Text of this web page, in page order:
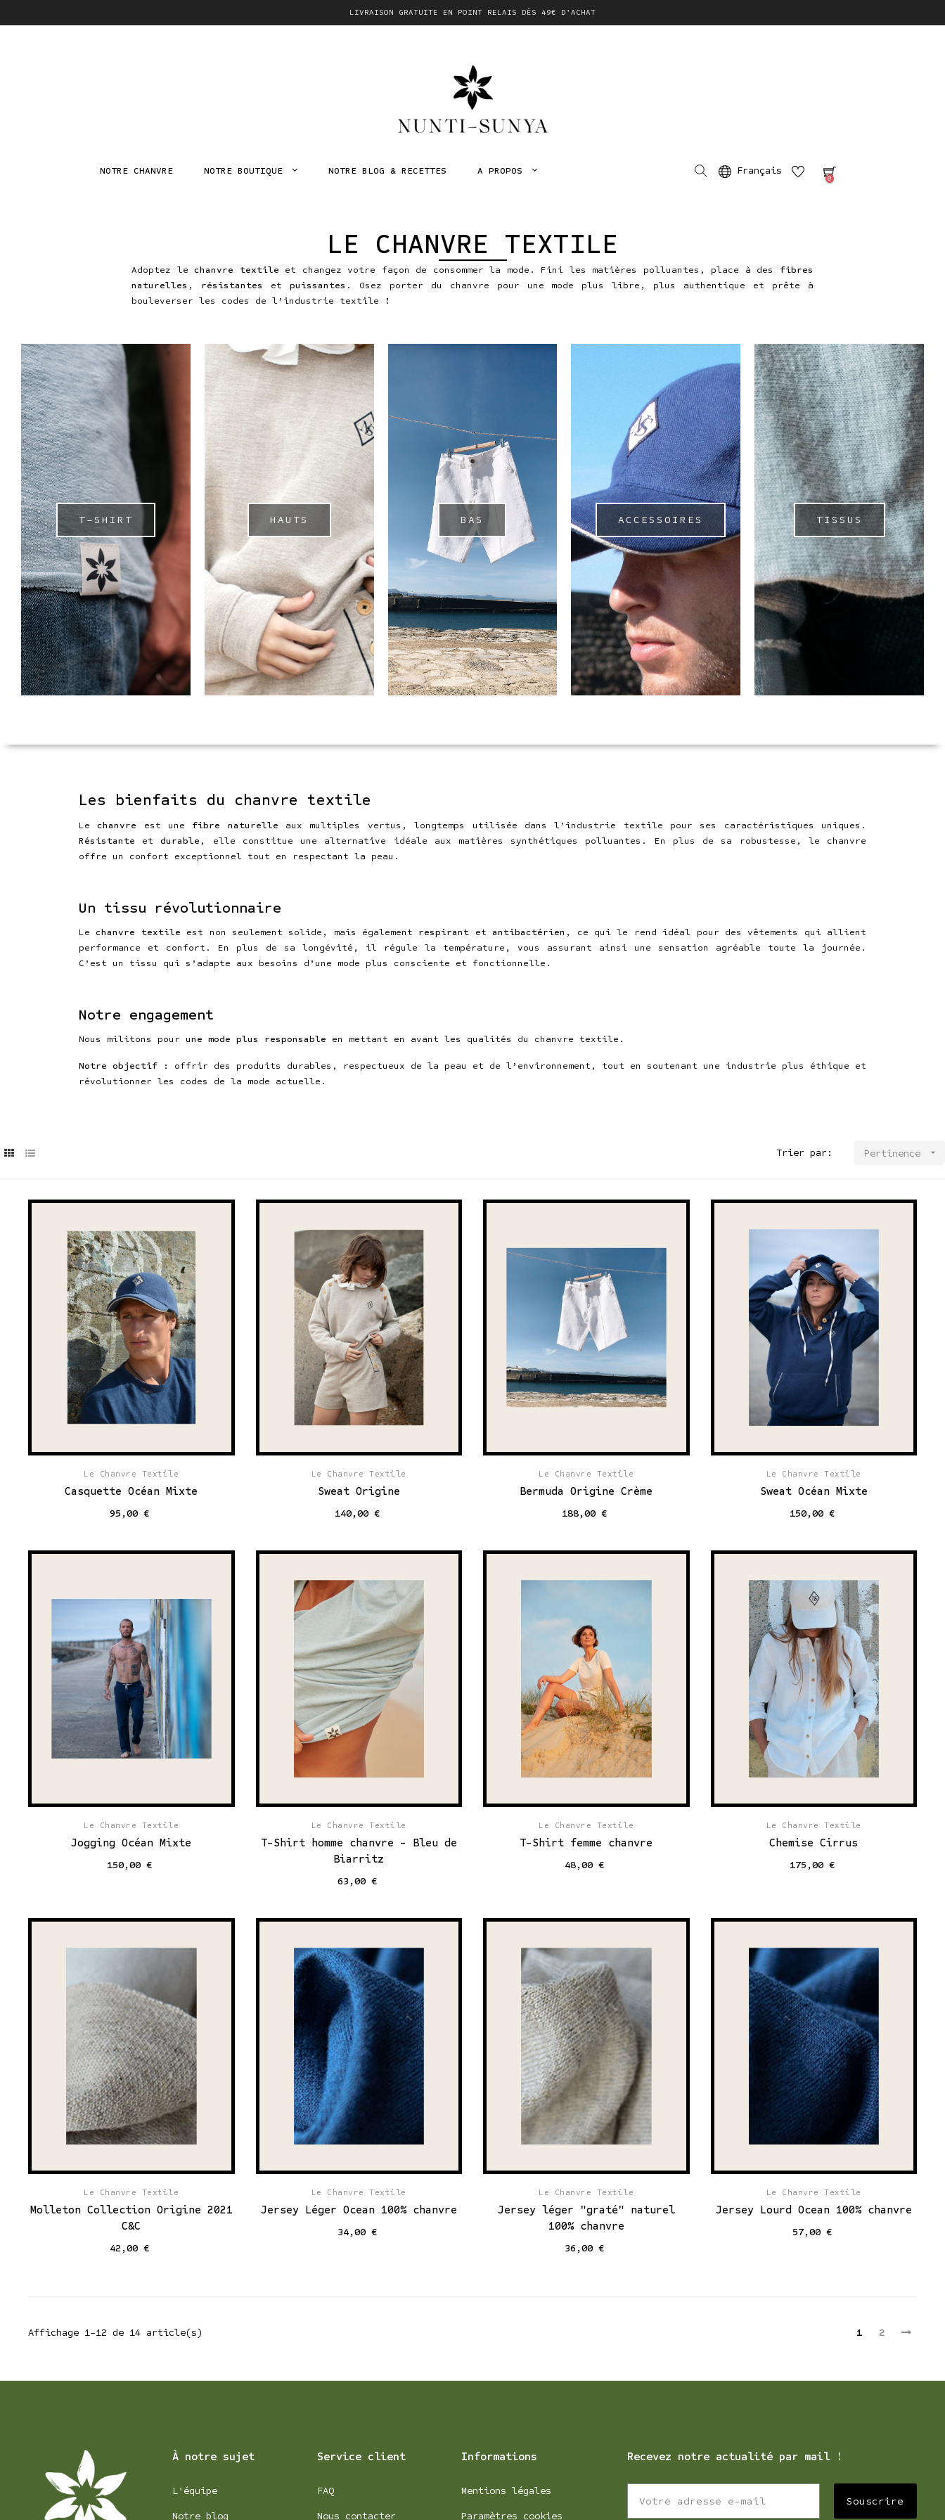
LIVRAISON GRATUITE EN POINT RELAIS DÈS 49€ D'ACHAT
NOTRE CHANVRE NOTRE BOUTIQUE NOTRE BLOG & RECETTES A PROPOS Français
0
LE CHANVRE TEXTILE
Adoptez le chanvre textile et changez votre façon de consommer la mode. Fini les matières polluantes, place à des fibres
naturelles , résistantes et puissantes . Osez porter du chanvre pour une mode plus libre, plus authentique et prête à
bouleverser les codes de l’industrie textile !
T-SHIRT HAUTS BAS ACCESSOIRES TISSUS
Les bienfaits du chanvre textile
Lechanvre est une fibre naturelle aux multiples vertus, longtemps utilisée dans l’industrie textile pour ses caractéristiques uniques.
Résistante et durable , elle constitue une alternative idéale aux matières synthétiques polluantes. En plus de sa robustesse, le chanvre
offre un confort exceptionnel tout en respectant la peau.
Un tissu révolutionnaire
Lechanvre textile est non seulement solide, mais également respirant et antibactérien , ce qui le rend idéal pour des vêtements qui allient
performance et confort. En plus de sa longévité, il régule la température, vous assurant ainsi une sensation agréable toute la journée.
C’est un tissu qui s’adapte aux besoins d’une mode plus consciente et fonctionnelle.
Notre engagement
Nous militons pour une mode plus responsable en mettant en avant les qualités du chanvre textile.
Notre objectif : offrir des produits durables, respectueux de la peau et de l’environnement, tout en soutenant une industrie plus éthique et
révolutionner les codes de la mode actuelle.
Trier par: Pertinence 
Le Chanvre Textile
Casquette Océan Mixte
95,00 €
Le Chanvre Textile
Sweat Origine
140,00 €
Le Chanvre Textile
Bermuda Origine Crème
188,00 €
Le Chanvre Textile
Sweat Océan Mixte
150,00 €
Le Chanvre Textile
Jogging Océan Mixte
150,00 €
Le Chanvre Textile
T-Shirt homme chanvre - Bleu de
Biarritz
63,00 €
Le Chanvre Textile
T-Shirt femme chanvre
48,00 €
Le Chanvre Textile
Chemise Cirrus
175,00 €
Le Chanvre Textile
Molleton Collection Origine 2021
C&C
42,00 €
Le Chanvre Textile
Jersey Léger Ocean 100% chanvre
34,00 €
Le Chanvre Textile
Jersey léger "graté" naturel
100% chanvre
36,00 €
Le Chanvre Textile
Jersey Lourd Ocean 100% chanvre
57,00 €
Affichage 1-12 de 14 article(s) 1 2
À notre sujet
L'équipe
Notre blog
Service client
FAQ
Nous contacter
Informations
Mentions légales
Paramètres cookies
Recevez notre actualité par mail !
Souscrire